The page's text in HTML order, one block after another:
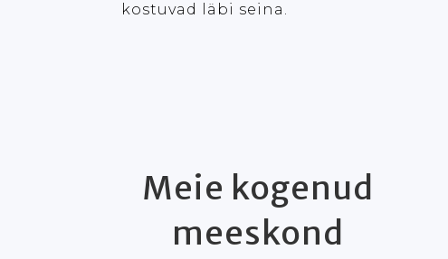
kostuvad läbi seina.
Meie kogenud
meeskond